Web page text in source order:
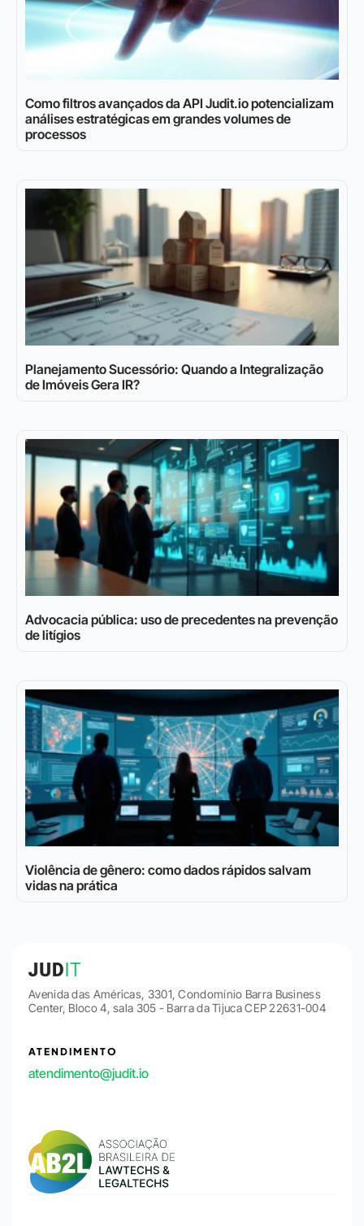
Como filtros avançados da API Judit.io potencializam
análises estratégicas em grandes volumes de
processos
Planejamento Sucessório: Quando a Integralização
de Imóveis Gera IR?
Advocacia pública: uso de precedentes na prevenção
de litígios
Violência de gênero: como dados rápidos salvam
vidas na prática
Avenida das Américas, 3301, Condomínio Barra Business
Center, Bloco 4, sala 305 - Barra da Tijuca CEP 22631-004
ATENDIMENTO
atendimento@judit.io